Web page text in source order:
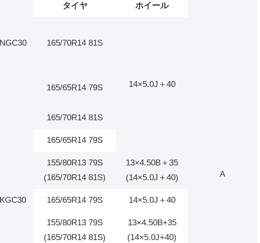
タイヤ
ホイール
NGC30
165/70R14 81S
14×5.0J＋40
A
KGC30
165/65R14 79S
165/70R14 81S
165/65R14 79S
155/80R13 79S
(165/70R14 81S)
13×4.50B＋35
(14×5.0J＋40)
165/65R14 79S 14×5.0J＋40
155/80R13 79S
(165/70R14 81S)
13×4.50B+35
(14×5.0J+40)